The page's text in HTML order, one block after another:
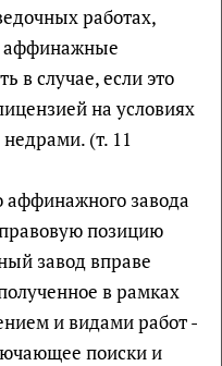
работах,
аффинажные
в случае, если это
на условиях
(т. 11
аффинажного завода
позицию
завод вправе
в рамках
и видами работ -
поиски и